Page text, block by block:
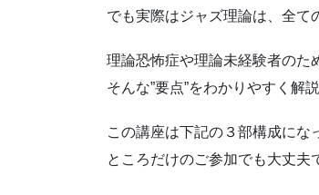
でも実際はジャズ理論は、全て
理論恐怖症や理論未経験者のた
そんな”要点”をわかりやすく解
この講座は下記の３部構成に
ところだけのご参加でも大丈夫